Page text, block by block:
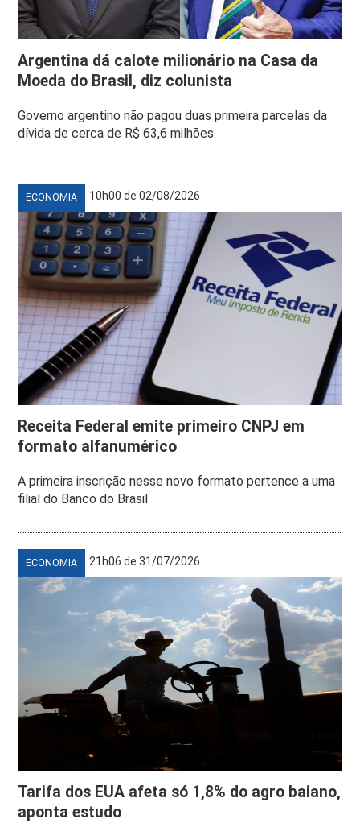
Argentina dá calote milionário na Casa da
Moeda do Brasil, diz colunista
Governo argentino não pagou duas primeira parcelas da
dívida de cerca de R$ 63,6 milhões
ECONOMIA 10h00 de 02/08/2026
Receita Federal emite primeiro CNPJ em
formato alfanumérico
A primeira inscrição nesse novo formato pertence a uma
filial do Banco do Brasil
ECONOMIA 21h06 de 31/07/2026
Tarifa dos EUA afeta só 1,8% do agro baiano,
aponta estudo